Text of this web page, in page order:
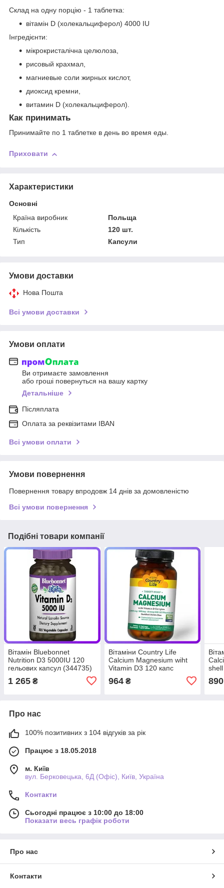
Склад на одну порцію - 1 таблетка:
вітамін D (холекальциферол) 4000 IU
Інгредієнти:
мікрокристалічна целюлоза,
рисовый крахмал,
магниевые соли жирных кислот,
диоксид кремни,
витамин D (холекальциферол).
Как принимать
Принимайте по 1 таблетке в день во время еды.
Приховати
Характеристики
Основні
Країна виробник
Польща
Кількість
120 шт.
Тип
Капсули
Умови доставки
Нова Пошта
Всі умови доставки
Умови оплати
Ви отримаєте замовлення
або гроші повернуться на вашу картку
Детальніше
Післяплата
Оплата за реквізитами IBAN
Всі умови оплати
Умови повернення
Повернення товару впродовж 14 днів за домовленістю
Всі умови повернення
Подібні товари компанії
Вітамін Bluebonnet
Nutrition D3 5000IU 120
гельових капсул (344735)
1 265 ₴
Вітаміни Country Life
Calcium Magnesium wiht
Vitamin D3 120 капс
964₴ 890
Про нас
100% позитивних з 104 відгуків за рік
Працює з 18.05.2018
м. Київ
вул. Берковецька, 6Д (Офіс), Київ, Україна
Контакти
Сьогодні працює з 10:00 до 18:00
Показати весь графік роботи
Про нас
Контакти